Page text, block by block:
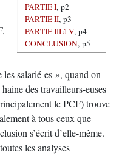
PARTIE I, p2
PARTIE II, p3
PARTIE III à V, p4
CONCLUSION, p5
salarié-es », quand on
des travailleurs-euses
le PCF) trouve
à tous ceux que
s’écrit d’elle-même.
les analyses